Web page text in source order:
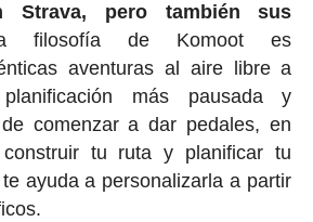
Strava, pero también sus
filosofía de Komoot es
aventuras al aire libre a
más pausada y
comenzar a dar pedales, en
construir tu ruta y planificar tu
ayuda a personalizarla a partir